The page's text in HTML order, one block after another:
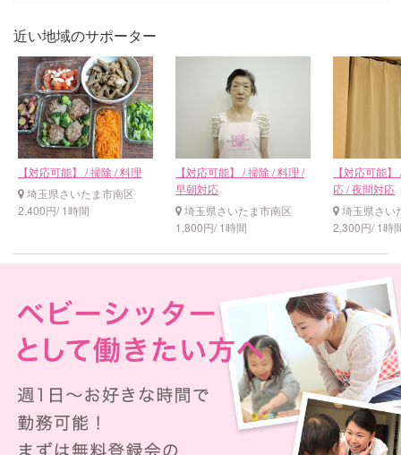
近い地域のサポーター
【対応可能】 / 掃除 / 料理
埼玉県さいたま市南区
2,400円/ 1時間
【対応可能】 / 掃除 / 料理 /
早朝対応
埼玉県さいたま市南区
1,800円/ 1時間
【対応可能
応 / 夜間対応
埼玉県さい
2,300円/ 1時